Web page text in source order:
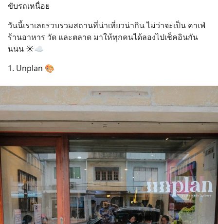
ขับรถเหนื่อย
วันนี้เราเลยรวบรวมสถานที่น่าเที่ยวน่ากิน ไม่ว่าจะเป็น คาเฟ่
ร้านอาหาร วัด และตลาด มาให้ทุกคนได้ลองไปเช็คอินกัน
นนน ☀️☁️
1. Unplan 🎨